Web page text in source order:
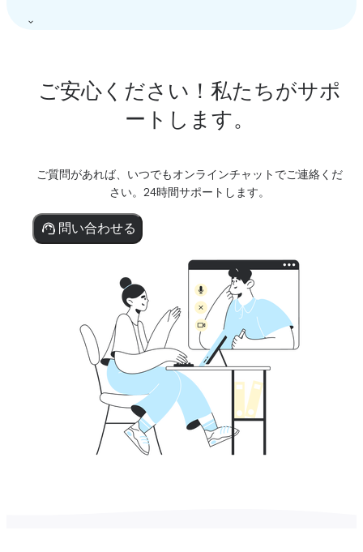
ご安心ください！私たちがサポ
ートします。
ご質問があれば、いつでもオンラインチャットでご連絡くだ
さい。24時間サポートします。
問い合わせる